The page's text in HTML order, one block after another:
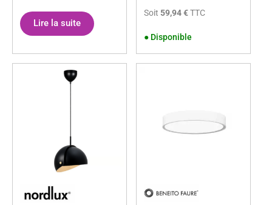
Lire la suite
Soit 59,94 €TTC
● Disponible